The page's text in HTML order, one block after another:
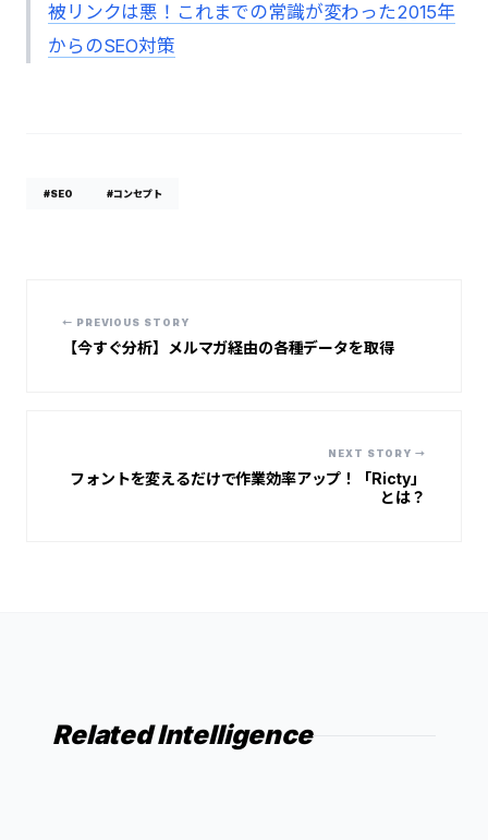
被リンクは悪！これまでの常識が変わった2015年
からのSEO対策
#SEO #コンセプト
← PREVIOUS STORY
【今すぐ分析】メルマガ経由の各種データを取得
NEXT STORY →
フォントを変えるだけで作業効率アップ！「Ricty」
とは？
Related Intelligence